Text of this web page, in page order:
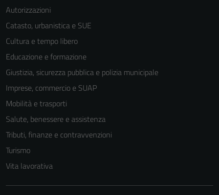
Autorizzazioni
Catasto, urbanistica e SUE
Cultura e tempo libero
Educazione e formazione
Giustizia, sicurezza pubblica e polizia municipale
Imprese, commercio e SUAP
Mobilità e trasporti
Salute, benessere e assistenza
Tributi, finanze e contravvenzioni
Turismo
Vita lavorativa